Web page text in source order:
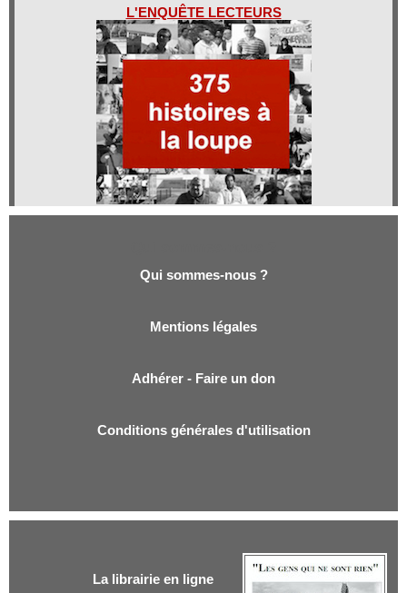
L'ENQUÊTE LECTEURS
Qui sommes-nous ?
Mentions légales
Adhérer - Faire un don
Conditions générales d'utilisation
La librairie en ligne